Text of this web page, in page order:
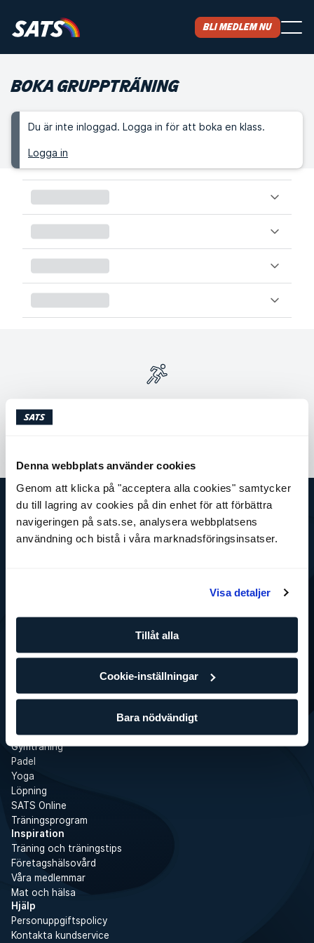
Denna webbplats använder cookies
Genom att klicka på "acceptera alla cookies" samtycker
du till lagring av cookies på din enhet för att förbättra
navigeringen på sats.se, analysera webbplatsens
användning och bistå i våra marknadsföringsinsatser.
Visa detaljer
Tillåt alla
Cookie-inställningar
Bara nödvändigt
Bli medlem nu
BOKA GRUPPTRÄNING
Du är inte inloggad. Logga in för att boka en klass.
Logga in
SATS
Det här är SATS
Investor Relations
Tjänster
Personlig tränare
Övningar
Gymträning
Padel
Yoga
Löpning
SATS Online
Träningsprogram
Inspiration
Träning och träningstips
Företagshälsovård
Våra medlemmar
Mat och hälsa
Hjälp
Personuppgiftspolicy
Kontakta kundservice